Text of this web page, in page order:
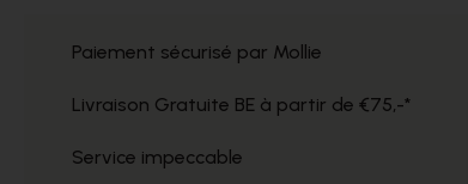
Paiement sécurisé par Mollie
Livraison Gratuite BE à partir de €75,-*
Service impeccable